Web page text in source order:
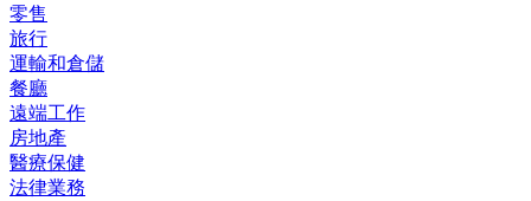
零售
旅行
運輸和倉儲
餐廳
遠端工作
房地產
醫療保健
法律業務